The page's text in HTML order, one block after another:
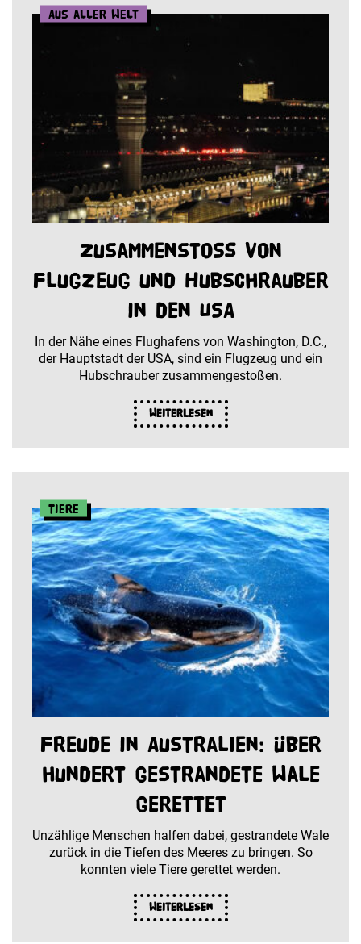
Aus aller Welt
Zusammenstoß von
Flugzeug und Hubschrauber
in den USA
In der Nähe eines Flughafens von Washington, D.C.,
der Hauptstadt der USA, sind ein Flugzeug und ein
Hubschrauber zusammengestoßen.
Weiterlesen
Tiere
Freude in Australien: Über
hundert gestrandete Wale
gerettet
Unzählige Menschen halfen dabei, gestrandete Wale
zurück in die Tiefen des Meeres zu bringen. So
konnten viele Tiere gerettet werden.
Weiterlesen